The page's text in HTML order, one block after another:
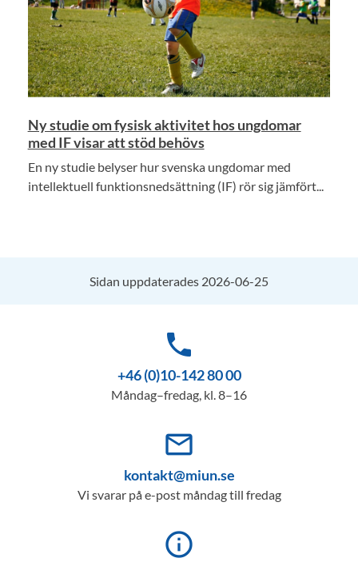
Ny studie om fysisk aktivitet hos ungdomar
med IF visar att stöd behövs
En ny studie belyser hur svenska ungdomar med
intellektuell funktionsnedsättning (IF) rör sig jämfört...
Sidan uppdaterades 2026-06-25
phone
+46 (0)10-142 80 00
Måndag–fredag, kl. 8–16
mail_outline
kontakt@miun.se
Vi svarar på e-post måndag till fredag
info_outline